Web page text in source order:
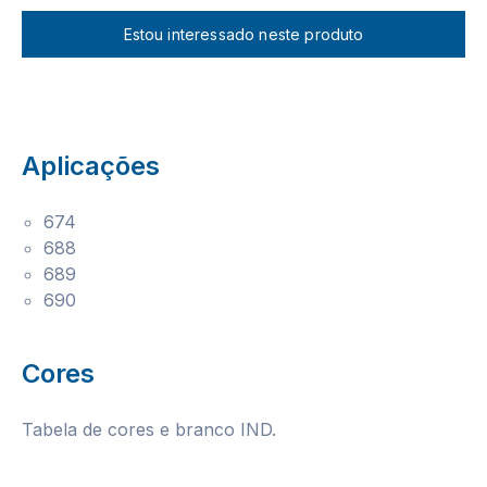
Estou interessado neste produto
Aplicações
674
688
689
690
Cores
Tabela de cores e branco IND.